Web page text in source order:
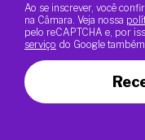
Ao se inscrever, você
na Câmara. Veja nossa
pelo reCAPTCHA e, por
serviço do Google também